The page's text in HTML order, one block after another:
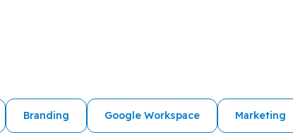
Branding Google Workspace Marketing